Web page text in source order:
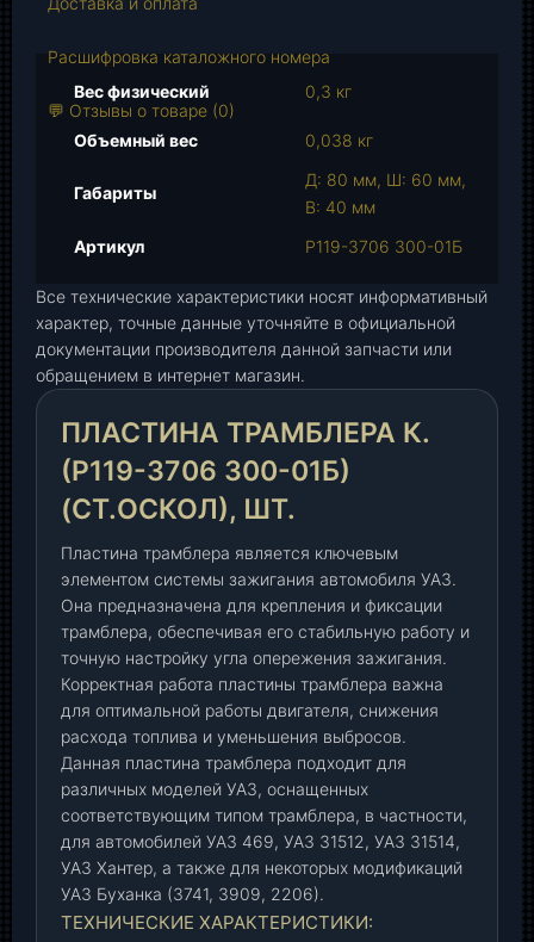
в
р
и
н
а
т
м
л
е
р
а
к
.
(
Р
1
1
9
-
3
7
0
6
Расшифровка каталожного номера
💬 Отзывы о товаре (0)
Вес физический 0,3 кг
Объемный вес 0,038 кг
Габариты
Д: 80 мм, Ш: 60 мм,
В: 40 мм
Артикул
Р119-3706 300-01Б
Все технические характеристики носят информативный
характер, точные данные уточняйте в официальной
документации производителя данной запчасти или
обращением в интернет магазин.
ПЛАСТИНА ТРАМБЛЕРА К.
(Р119-3706 300-01Б)
(СТ.ОСКОЛ), ШТ.
Пластина трамблера является ключевым
элементом системы зажигания автомобиля УАЗ.
Она предназначена для крепления и фиксации
трамблера, обеспечивая его стабильную работу и
точную настройку угла опережения зажигания.
Корректная работа пластины трамблера важна
для оптимальной работы двигателя, снижения
расхода топлива и уменьшения выбросов.
Данная пластина трамблера подходит для
различных моделей УАЗ, оснащенных
соответствующим типом трамблера, в частности,
для автомобилей УАЗ 469, УАЗ 31512, УАЗ 31514,
УАЗ Хантер, а также для некоторых модификаций
УАЗ Буханка (3741, 3909, 2206).
ТЕХНИЧЕСКИЕ ХАРАКТЕРИСТИКИ: